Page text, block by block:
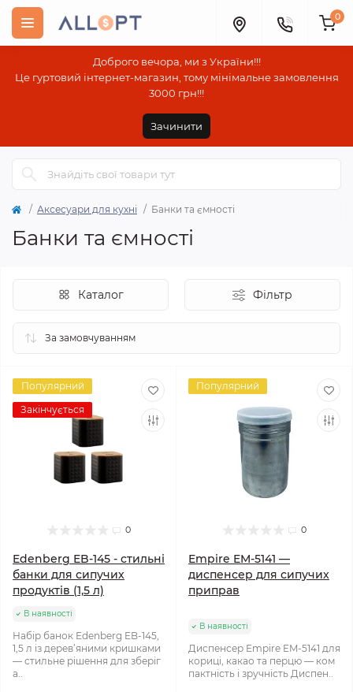
Доброго вечора, ми з України!!!
Це гуртовий інтернет-магазин, тому мінімальне замовлення
3000 грн!!!
Зачинити
0
Аксесуари для кухні Банки та ємності
Банки та ємності
Каталог Фільтр
Популярний
Закінчується
0
Edenberg EB-145 - стильні
банки для сипучих
продуктів (1,5 л)
В наявності
Набір банок Edenberg EB-145,
1,5 л із дерев’яними кришками
— стильне рішення для зберіг
а..
Популярний
0
Empire EM-5141 —
диспенсер для сипучих
приправ
В наявності
Диспенсер Empire EM-5141 для
кориці, какао та перцю — ком
пактність і зручність Диспен..